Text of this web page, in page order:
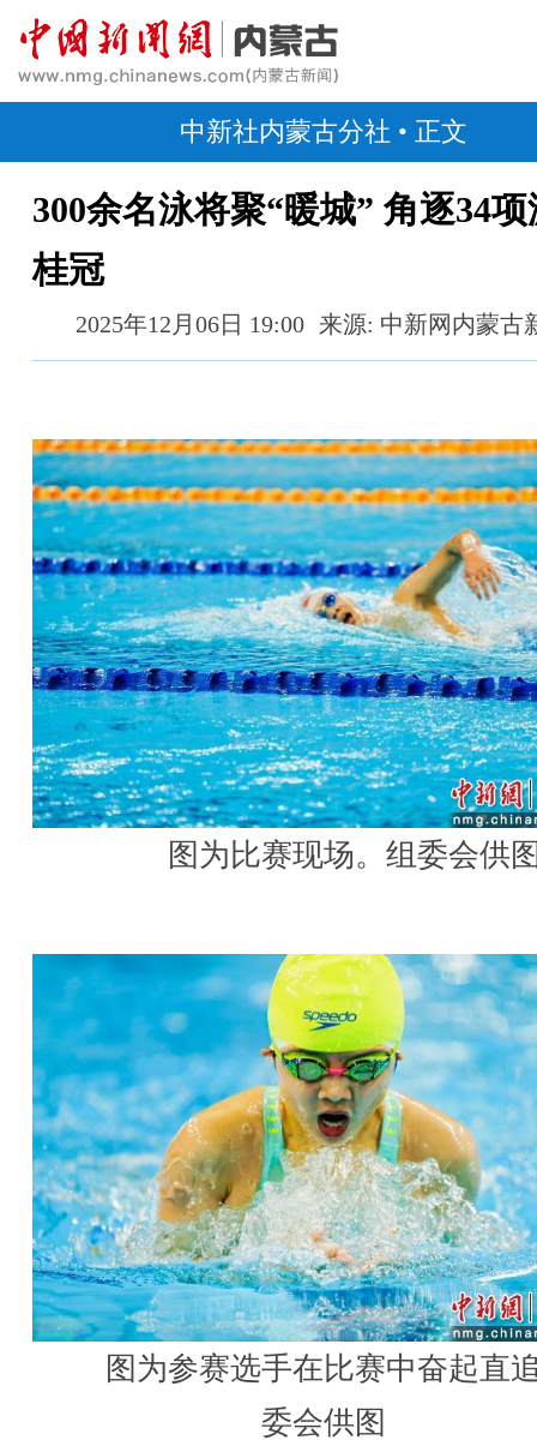
中新社内蒙古分社 • 正文
300余名泳将聚“暖城” 角逐34
桂冠
2025年12月06日 19:00 来源: 中新网内蒙古
图为比赛现场。组委会供
图为参赛选手在比赛中奋起直
委会供图